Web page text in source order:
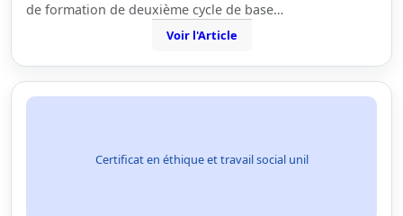
de formation de deuxième cycle de base…
Voir l'Article
Certificat en éthique et travail social unil